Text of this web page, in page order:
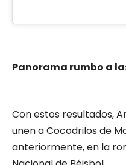
Panorama rumbo a
Con estos resultados,
unen a Cocodrilos de
anteriormente, en la